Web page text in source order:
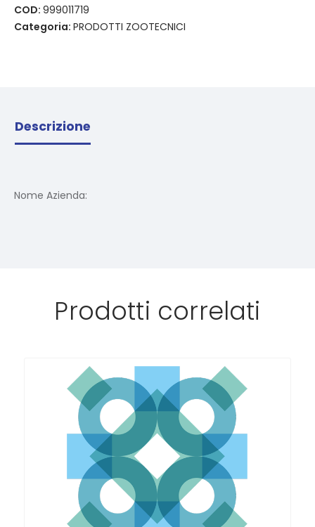
COD: 999011719
Categoria: PRODOTTI ZOOTECNICI
Descrizione
Nome Azienda:
Prodotti correlati